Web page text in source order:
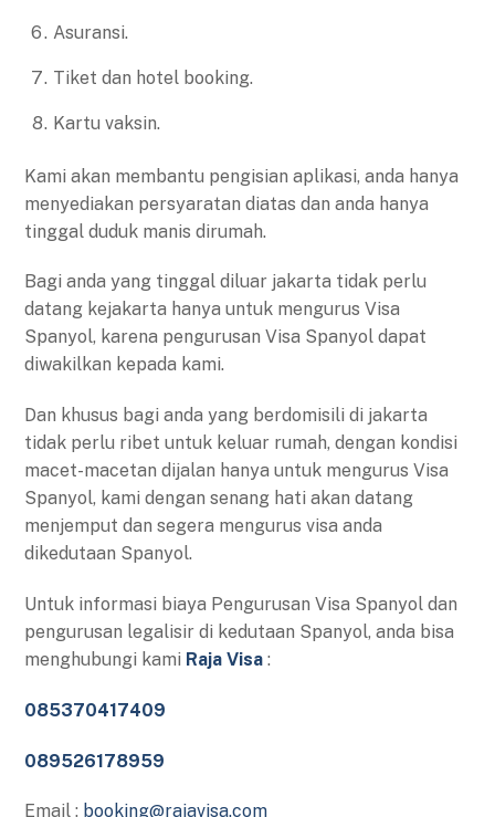
Asuransi.
Tiket dan hotel booking.
Kartu vaksin.
Kami akan membantu pengisian aplikasi, anda hanya
menyediakan persyaratan diatas dan anda hanya
tinggal duduk manis dirumah.
Bagi anda yang tinggal diluar jakarta tidak perlu
datang kejakarta hanya untuk mengurus Visa
Spanyol, karena pengurusan Visa Spanyol dapat
diwakilkan kepada kami.
Dan khusus bagi anda yang berdomisili di jakarta
tidak perlu ribet untuk keluar rumah, dengan kondisi
macet-macetan dijalan hanya untuk mengurus Visa
Spanyol, kami dengan senang hati akan datang
menjemput dan segera mengurus visa anda
dikedutaan Spanyol.
Untuk informasi biaya Pengurusan Visa Spanyol dan
pengurusan legalisir di kedutaan Spanyol, anda bisa
menghubungi kami Raja Visa :
085370417409
089526178959
Email : booking@rajavisa.com